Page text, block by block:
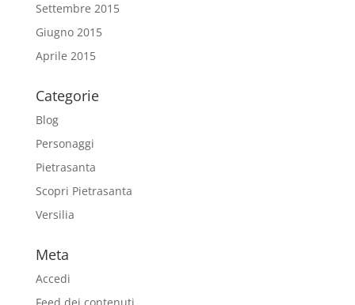
Settembre 2015
Giugno 2015
Aprile 2015
Categorie
Blog
Personaggi
Pietrasanta
Scopri Pietrasanta
Versilia
Meta
Accedi